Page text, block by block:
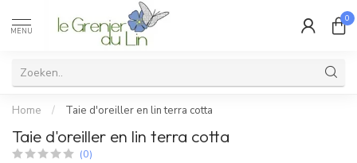
MENU
0
Home / Taie d'oreiller en lin terra cotta
Taie d'oreiller en lin terra cotta
(0)